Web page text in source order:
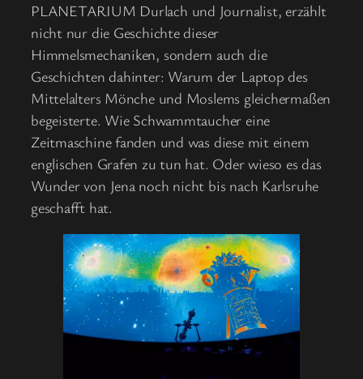
PLANETARIUM Durlach und Journalist, erzählt
nicht nur die Geschichte dieser
Himmelsmechaniken, sondern auch die
Geschichten dahinter: Warum der Laptop des
Mittelalters Mönche und Moslems gleichermaßen
begeisterte. Wie Schwammtaucher eine
Zeitmaschine fanden und was diese mit einem
englischen Grafen zu tun hat. Oder wieso es das
Wunder von Jena noch nicht bis nach Karlsruhe
geschafft hat.